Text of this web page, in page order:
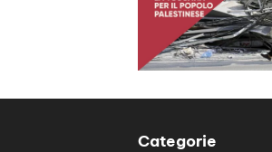
Categorie